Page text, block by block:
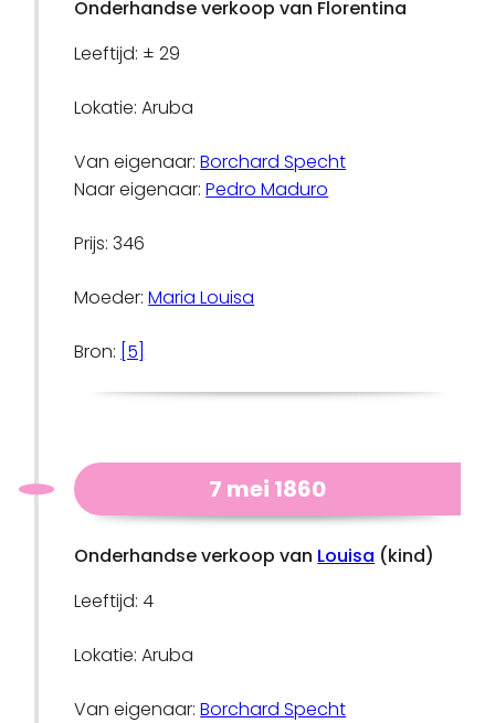
Onderhandse verkoop van Florentina
Leeftijd: ± 29
Lokatie: Aruba
Van eigenaar:Borchard Specht
Naar eigenaar:Pedro Maduro
Prijs: 346
Moeder:Maria Louisa
Bron: [5]
7 mei 1860
Onderhandse verkoop van Louisa (kind)
Leeftijd: 4
Lokatie: Aruba
Van eigenaar:Borchard Specht